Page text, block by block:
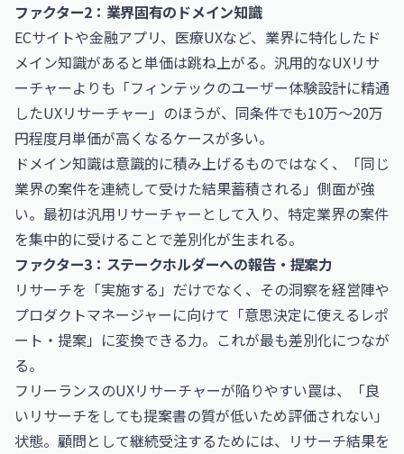
ファクター2：業界固有のドメイン知識
ECサイトや金融アプリ、医療UXなど、業界に特化したド
メイン知識があると単価は跳ね上がる。汎用的なUXリサ
ーチャーよりも「フィンテックのユーザー体験設計に精通
したUXリサーチャー」のほうが、同条件でも10万〜20万
円程度月単価が高くなるケースが多い。
ドメイン知識は意識的に積み上げるものではなく、「同じ
業界の案件を連続して受けた結果蓄積される」側面が強
い。最初は汎用リサーチャーとして入り、特定業界の案件
を集中的に受けることで差別化が生まれる。
ファクター3：ステークホルダーへの報告・提案力
リサーチを「実施する」だけでなく、その洞察を経営陣や
プロダクトマネージャーに向けて「意思決定に使えるレポ
ート・提案」に変換できる力。これが最も差別化につなが
る。
フリーランスのUXリサーチャーが陥りやすい罠は、「良
いリサーチをしても提案書の質が低いため評価されない」
状態。顧問として継続受注するためには、リサーチ結果を